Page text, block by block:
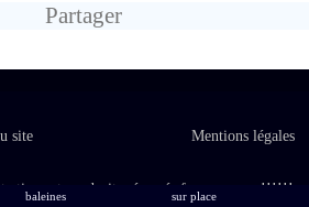
Partager
site Mentions légales
atimoo tous droits réservés forever ever !!!!!!
baleines sur place